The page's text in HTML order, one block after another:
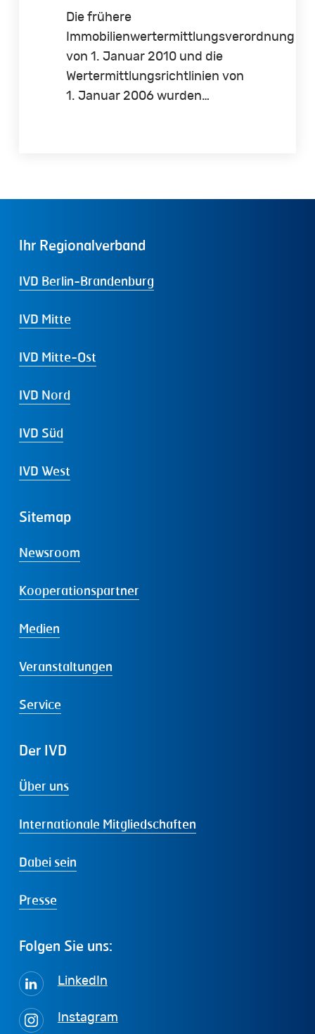
Die frühere
Immobilienwertermittlungsverordnung
von 1. Januar 2010 und die
Wertermittlungsrichtlinien von
1. Januar 2006 wurden…
Ihr Regionalverband
IVD Berlin-Brandenburg
IVD Mitte
IVD Mitte-Ost
IVD Nord
IVD Süd
IVD West
Sitemap
Newsroom
Kooperationspartner
Medien
Veranstaltungen
Service
Der IVD
Über uns
Internationale Mitgliedschaften
Dabei sein
Presse
Folgen Sie uns:
LinkedIn
Instagram